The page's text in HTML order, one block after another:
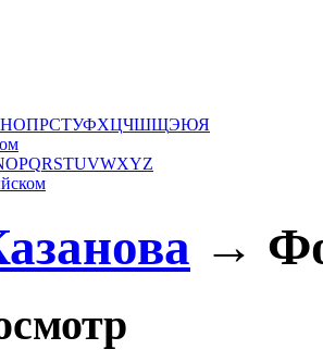
НОПРСТУФХЦЧШЩЭЮЯ
OPQRSTUVWXYZ
→